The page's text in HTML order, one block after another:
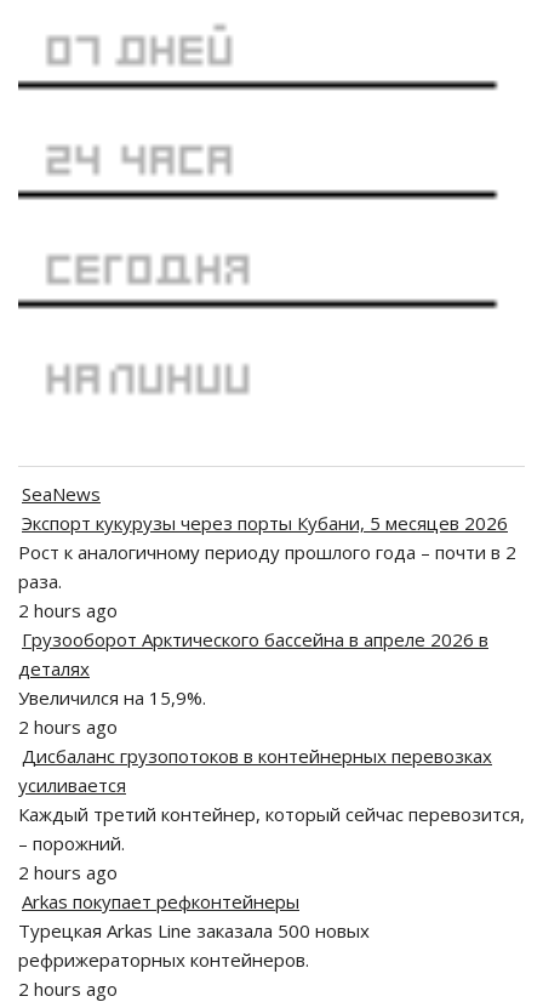
SeaNews
Экспорт кукурузы через порты Кубани, 5 месяцев 2026
Рост к аналогичному периоду прошлого года – почти в 2
раза.
2 hours ago
Грузооборот Арктического бассейна в апреле 2026 в
деталях
Увеличился на 15,9%.
2 hours ago
Дисбаланс грузопотоков в контейнерных перевозках
усиливается
Каждый третий контейнер, который сейчас перевозится,
– порожний.
2 hours ago
Arkas покупает рефконтейнеры
Турецкая Arkas Line заказала 500 новых
рефрижераторных контейнеров.
2 hours ago